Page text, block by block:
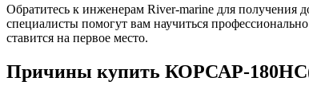
Обратитесь к инженерам River-marine для
специалисты помогут вам научиться
ставится на первое место.
Причины купить КОРСАР-